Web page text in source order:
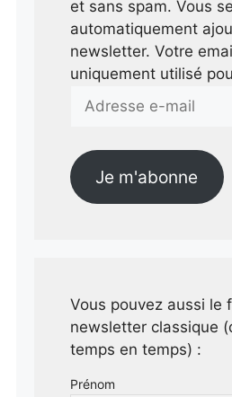
et sans spam. Vous
automatiquement
newsletter. Votre
uniquement utilisé
e-
Je m'abonne
Vous pouvez aussi le
newsletter classique
temps en temps) :
Prénom